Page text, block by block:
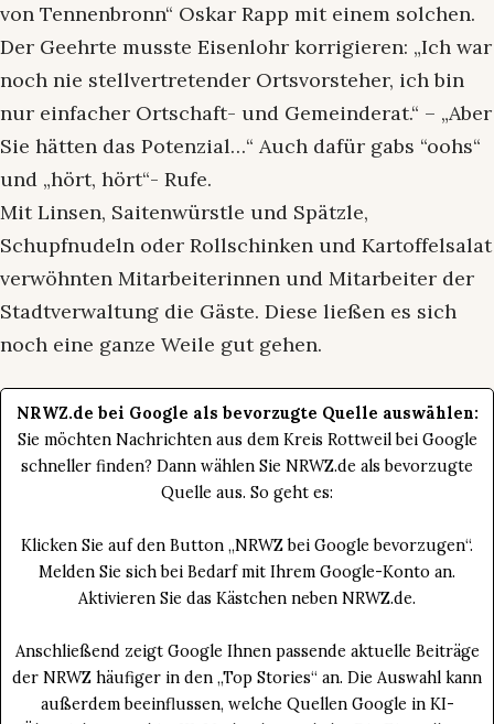
von Tennenbronn“ Oskar Rapp mit einem solchen.
Der Geehrte musste Eisenlohr korrigieren: „Ich war
noch nie stellvertretender Ortsvorsteher, ich bin
nur einfacher Ortschaft- und Gemeinderat.“ – „Aber
Sie hätten das Potenzial…“ Auch dafür gabs “oohs“
und „hört, hört“- Rufe.
Mit Linsen, Saitenwürstle und Spätzle,
Schupfnudeln oder Rollschinken und Kartoffelsalat
verwöhnten Mitarbeiterinnen und Mitarbeiter der
Stadtverwaltung die Gäste. Diese ließen es sich
noch eine ganze Weile gut gehen.
NRWZ.de bei Google als bevorzugte Quelle auswählen:
Sie möchten Nachrichten aus dem Kreis Rottweil bei Google
schneller finden? Dann wählen Sie NRWZ.de als bevorzugte
Quelle aus. So geht es:
Klicken Sie auf den Button „NRWZ bei Google bevorzugen“.
Melden Sie sich bei Bedarf mit Ihrem Google-Konto an.
Aktivieren Sie das Kästchen neben NRWZ.de.
Anschließend zeigt Google Ihnen passende aktuelle Beiträge
der NRWZ häufiger in den „Top Stories“ an. Die Auswahl kann
außerdem beeinflussen, welche Quellen Google in KI-